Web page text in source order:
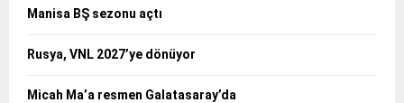
Manisa BŞ sezonu açtı
Rusya, VNL 2027’ye dönüyor
Micah Ma’a resmen Galatasaray’da